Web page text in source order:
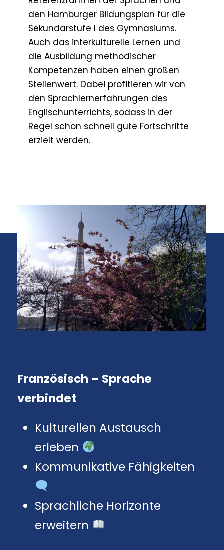
den Hamburger Bildungsplan für die
Sekundarstufe I des Gymnasiums.
Auch das interkulturelle Lernen und
die Ausbildung methodischer
Kompetenzen haben einen großen
Stellenwert. Dabei profitieren wir von
den Sprachlernerfahrungen des
Englischunterrichts, sodass in der
Regel schon schnell gute Fortschritte
erzielt werden.
Französisch – Sprache
verbindet
Kulturellen Austausch
erleben
Kommunikative Fähigkeiten
Sprachliche Horizonte
erweitern